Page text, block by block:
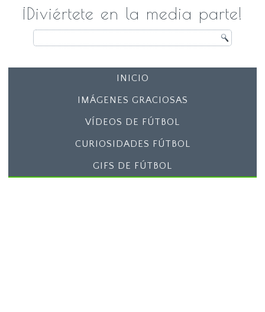
¡Diviértete en la media parte!
INICIO
IMÁGENES GRACIOSAS
VÍDEOS DE FÚTBOL
CURIOSIDADES FÚTBOL
GIFS DE FÚTBOL